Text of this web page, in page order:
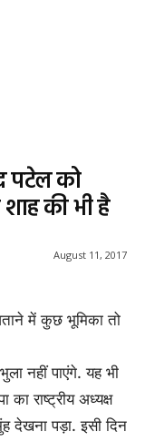
पटेल को
की भी है
August 11, 2017
में कुछ भूमिका तो
नहीं पाएंगे. यह भी
राष्ट्रीय अध्यक्ष
देखना पड़ा. इसी दिन